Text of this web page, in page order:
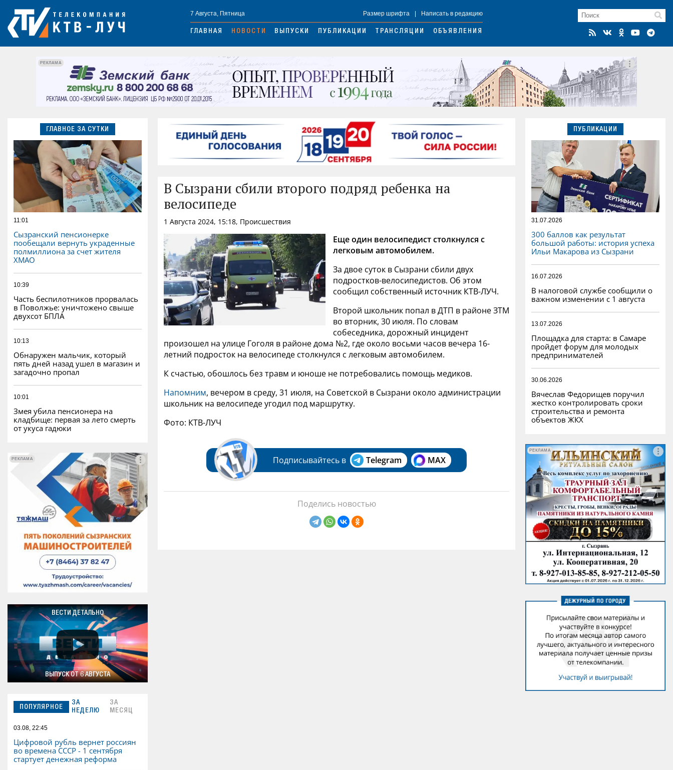
7 Августа, Пятница Размер шрифта Написать в редакцию
ГЛАВНАЯ НОВОСТИ ВЫПУСКИ ПУБЛИКАЦИИ ТРАНСЛЯЦИИ ОБЪЯВЛЕНИЯ
РЕКЛАМА
ГЛАВНОЕ ЗА СУТКИ
11:01
Сызранский пенсионерке
пообещали вернуть украденные
полмиллиона за счет жителя
ХМАО
10:39
Часть беспилотников прорвалась
в Поволжье: уничтожено свыше
двухсот БПЛА
10:13
Обнаружен мальчик, который
пять дней назад ушел в магазин и
загадочно пропал
10:01
Змея убила пенсионера на
кладбище: первая за лето смерть
от укуса гадюки
РЕКЛАМА РЕКЛАМА
ВЕСТИ ДЕТАЛЬНО
ВЫПУСК ОТ 6 АВГУСТА
ПОПУЛЯРНОЕ
ЗА
НЕДЕЛЮ
ЗА
МЕСЯЦ
03.08, 22:45
Цифровой рубль вернет россиян
во времена СССР - 1 сентября
стартует денежная реформа
В Сызрани сбили второго подряд ребенка на
велосипеде
1 Августа 2024, 15:18, Происшествия
Еще один велосипедист столкнулся с
легковым автомобилем.
За двое суток в Сызрани сбили двух
подростков-велосипедистов. Об этом
сообщил собственный источник КТВ-ЛУЧ.
Второй школьник попал в ДТП в районе ЗТМ
во вторник, 30 июля. По словам
собеседника, дорожный инцидент
произошел на улице Гоголя в районе дома №2, где около восьми часов вечера 16-
летний подросток на велосипеде столкнулся с легковым автомобилем.
К счастью, обошлось без травм и юноше не потребовались помощь медиков.
Напомним, вечером в среду, 31 июля, на Советской в Сызрани около администрации
школьник на велосипеде угодил под маршрутку.
Фото: КТВ-ЛУЧ
Подписывайтесь в Telegram MAX
Поделись новостью
ПУБЛИКАЦИИ
31.07.2026
300 баллов как результат
большой работы: история успеха
Ильи Макарова из Сызрани
16.07.2026
В налоговой службе сообщили о
важном изменении с 1 августа
13.07.2026
Площадка для старта: в Самаре
пройдет форум для молодых
предпринимателей
30.06.2026
Вячеслав Федорищев поручил
жестко контролировать сроки
строительства и ремонта
объектов ЖКХ
РЕКЛАМА